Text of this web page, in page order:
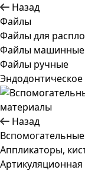
Назад
Файлы
Файлы для
Файлы машинные
Файлы ручные
материалы
Назад
Аппликаторы,
Артикуляционная